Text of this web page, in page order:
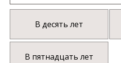
В десять лет
В пятнадцать лет